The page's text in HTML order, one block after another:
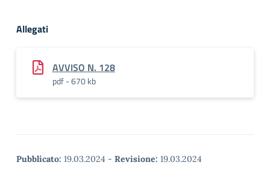
Allegati
AVVISO N. 128
pdf - 670 kb
Pubblicato: 19.03.2024 - Revisione: 19.03.2024